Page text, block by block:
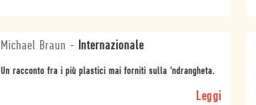
Michael Braun - Internazionale
Un racconto fra i più plastici mai forniti sulla 'ndrangheta.
Leggi